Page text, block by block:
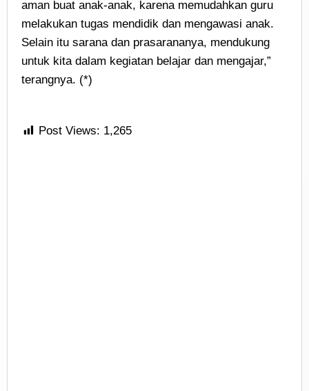
aman buat anak-anak, karena memudahkan guru
melakukan tugas mendidik dan mengawasi anak.
Selain itu sarana dan prasarananya, mendukung
untuk kita dalam kegiatan belajar dan mengajar,”
terangnya. (*)
Post Views: 1,265